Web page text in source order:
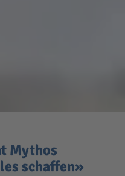
Mythos
schaffen»